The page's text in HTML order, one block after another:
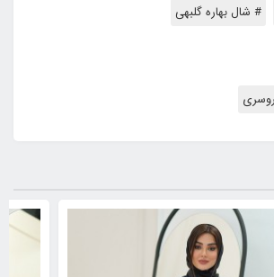
# شال بهاره گلبهی